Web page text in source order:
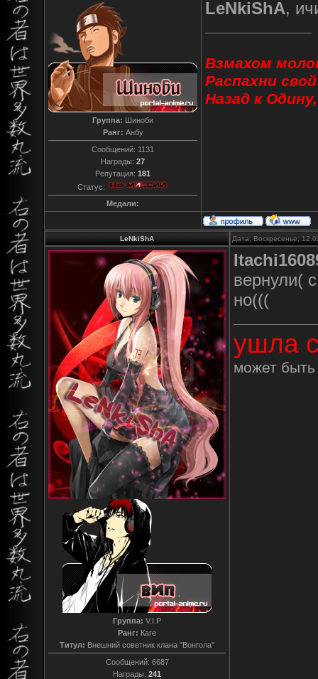
Группа: Шиноби
Ранг: Анбу
Сообщений: 1131
Награды: 27
Репутация: 181
Статус:
Медали:
LeNkiShA,
Взмахом
Распахни
Назад к
LeNkiShA Дата: Воскресенье,
Группа: V.I.P
Ранг: Каге
Титул: Внешний советник клана "Вонгола"
Сообщений: 6687
Награды: 241
вернули(
но(((
ушла
может быть